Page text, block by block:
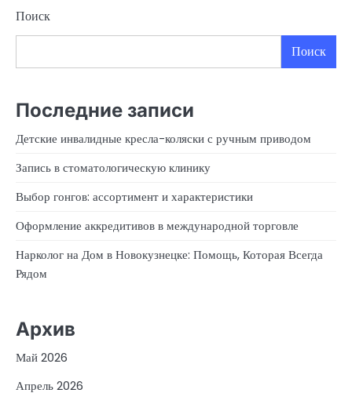
Поиск
Поиск
Последние записи
Детские инвалидные кресла-коляски с ручным приводом
Запись в стоматологическую клинику
Выбор гонгов: ассортимент и характеристики
Оформление аккредитивов в международной торговле
Нарколог на Дом в Новокузнецке: Помощь, Которая Всегда
Рядом
Архив
Май 2026
Апрель 2026